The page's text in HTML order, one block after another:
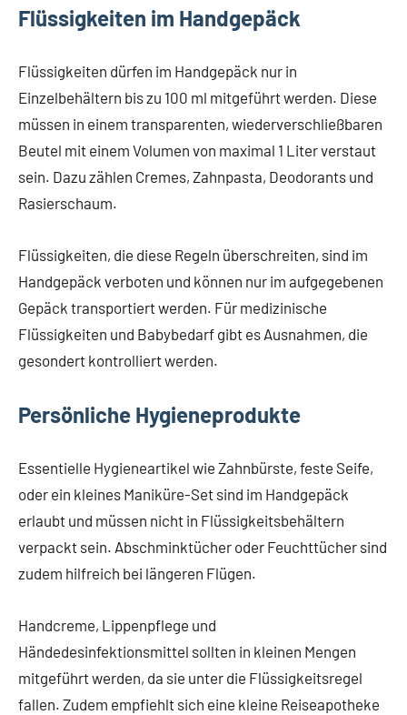
Flüssigkeiten im Handgepäck
Flüssigkeiten dürfen im Handgepäck nur in
Einzelbehältern bis zu 100 ml mitgeführt werden. Diese
müssen in einem transparenten, wiederverschließbaren
Beutel mit einem Volumen von maximal 1 Liter verstaut
sein. Dazu zählen Cremes, Zahnpasta, Deodorants und
Rasierschaum.
Flüssigkeiten, die diese Regeln überschreiten, sind im
Handgepäck verboten und können nur im aufgegebenen
Gepäck transportiert werden. Für medizinische
Flüssigkeiten und Babybedarf gibt es Ausnahmen, die
gesondert kontrolliert werden.
Persönliche Hygieneprodukte
Essentielle Hygieneartikel wie Zahnbürste, feste Seife,
oder ein kleines Maniküre-Set sind im Handgepäck
erlaubt und müssen nicht in Flüssigkeitsbehältern
verpackt sein. Abschminktücher oder Feuchttücher sind
zudem hilfreich bei längeren Flügen.
Handcreme, Lippenpflege und
Händedesinfektionsmittel sollten in kleinen Mengen
mitgeführt werden, da sie unter die Flüssigkeitsregel
fallen. Zudem empfiehlt sich eine kleine Reiseapotheke